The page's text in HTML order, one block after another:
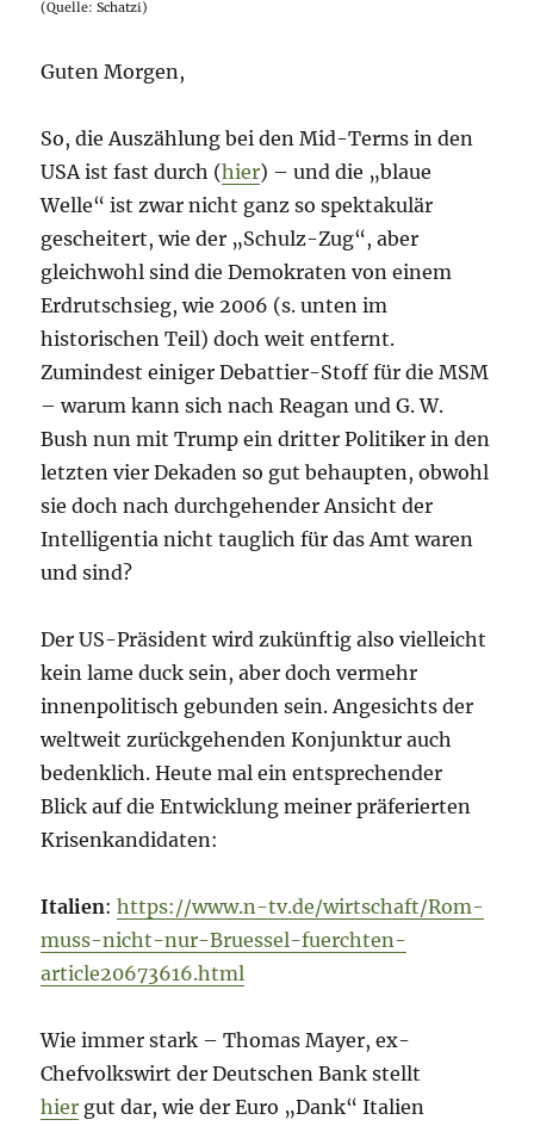
(Quelle: Schatzi)
Guten Morgen,
So, die Auszählung bei den Mid-Terms in den
USA ist fast durch (hier) – und die „blaue
Welle“ ist zwar nicht ganz so spektakulär
gescheitert, wie der „Schulz-Zug“, aber
gleichwohl sind die Demokraten von einem
Erdrutschsieg, wie 2006 (s. unten im
historischen Teil) doch weit entfernt.
Zumindest einiger Debattier-Stoff für die MSM
– warum kann sich nach Reagan und G. W.
Bush nun mit Trump ein dritter Politiker in den
letzten vier Dekaden so gut behaupten, obwohl
sie doch nach durchgehender Ansicht der
Intelligentia nicht tauglich für das Amt waren
und sind?
Der US-Präsident wird zukünftig also vielleicht
kein lame duck sein, aber doch vermehr
innenpolitisch gebunden sein. Angesichts der
weltweit zurückgehenden Konjunktur auch
bedenklich. Heute mal ein entsprechender
Blick auf die Entwicklung meiner präferierten
Krisenkandidaten:
Italien:https://www.n-tv.de/wirtschaft/Rom-
muss-nicht-nur-Bruessel-fuerchten-
article20673616.html
Wie immer stark – Thomas Mayer, ex-
Chefvolkswirt der Deutschen Bank stellt
hier gut dar, wie der Euro „Dank“ Italien